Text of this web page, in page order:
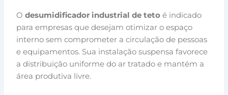
Odesumidificador industrial de teto é indicado
para empresas que desejam otimizar o espaço
interno sem comprometer a circulação de pessoas
e equipamentos. Sua instalação suspensa favorece
a distribuição uniforme do ar tratado e mantém a
área produtiva livre.